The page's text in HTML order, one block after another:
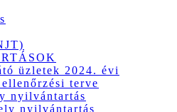
üzletek 2024. évi
terve
nyilvántartás
nyilvántartás